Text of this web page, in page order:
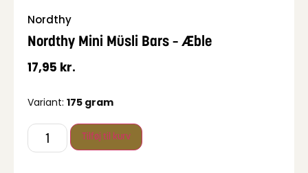
Nordthy
Nordthy Mini Müsli Bars – Æble
17,95 kr.
Variant:175 gram
Tilføj til kurv